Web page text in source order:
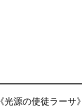
《光源の使徒ラー